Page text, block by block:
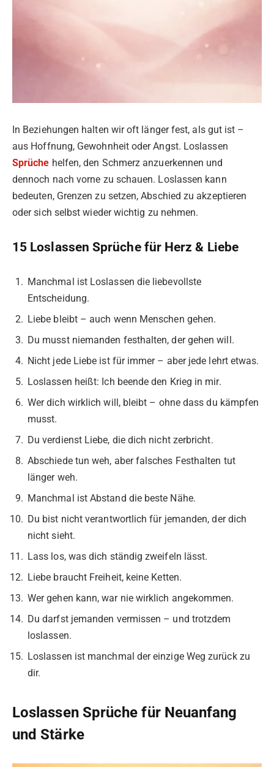
In Beziehungen halten wir oft länger fest, als gut ist –
aus Hoffnung, Gewohnheit oder Angst. Loslassen
Sprüche helfen, den Schmerz anzuerkennen und
dennoch nach vorne zu schauen. Loslassen kann
bedeuten, Grenzen zu setzen, Abschied zu akzeptieren
oder sich selbst wieder wichtig zu nehmen.
15 Loslassen Sprüche für Herz & Liebe
Manchmal ist Loslassen die liebevollste
Entscheidung.
Liebe bleibt – auch wenn Menschen gehen.
Du musst niemanden festhalten, der gehen will.
Nicht jede Liebe ist für immer – aber jede lehrt etwas.
Loslassen heißt: Ich beende den Krieg in mir.
Wer dich wirklich will, bleibt – ohne dass du kämpfen
musst.
Du verdienst Liebe, die dich nicht zerbricht.
Abschiede tun weh, aber falsches Festhalten tut
länger weh.
Manchmal ist Abstand die beste Nähe.
Du bist nicht verantwortlich für jemanden, der dich
nicht sieht.
Lass los, was dich ständig zweifeln lässt.
Liebe braucht Freiheit, keine Ketten.
Wer gehen kann, war nie wirklich angekommen.
Du darfst jemanden vermissen – und trotzdem
loslassen.
Loslassen ist manchmal der einzige Weg zurück zu
dir.
Loslassen Sprüche für Neuanfang
und Stärke